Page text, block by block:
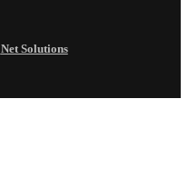
Net Solutions